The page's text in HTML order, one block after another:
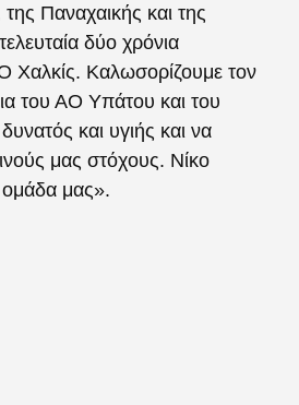
Παναχαικής και της
δύο χρόνια
Χαλκίς. Καλωσορίζουμε τον
του ΑΟ Υπάτου και του
και υγιής και να
μας στόχους. Νίκο
μας».